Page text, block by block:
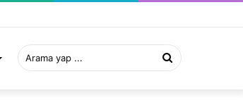
Arama